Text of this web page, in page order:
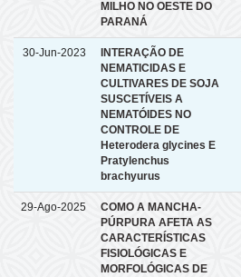
MILHO NO OESTE DO
PARANÁ
30-Jun-2023
INTERAÇÃO DE
NEMATICIDAS E
CULTIVARES DE SOJA
SUSCETÍVEIS A
NEMATÓIDES NO
CONTROLE DE
Heterodera glycines E
Pratylenchus
brachyurus
29-Ago-2025
COMO A MANCHA-
PÚRPURA AFETA AS
CARACTERÍSTICAS
FISIOLÓGICAS E
MORFOLÓGICAS DE